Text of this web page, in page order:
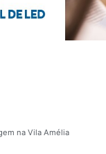
na Vila Amélia